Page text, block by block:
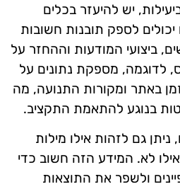
יש להיעזר בכלים
יכולים לספק תובנות חשובות
ביצועי המודעות וההחזר על
לדוגמה, מספקת נתונים על
באתר ומקורות התנועה, מה
בנוגע להתאמת התקציב.
גם לזהות אילו מילות
לא. המידע הזה חשוב כדי
ולשפר את התוצאות